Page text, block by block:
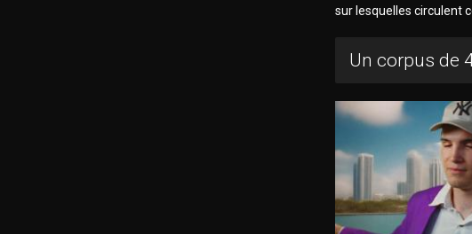
sur lesquelles circulent
Un corpus de